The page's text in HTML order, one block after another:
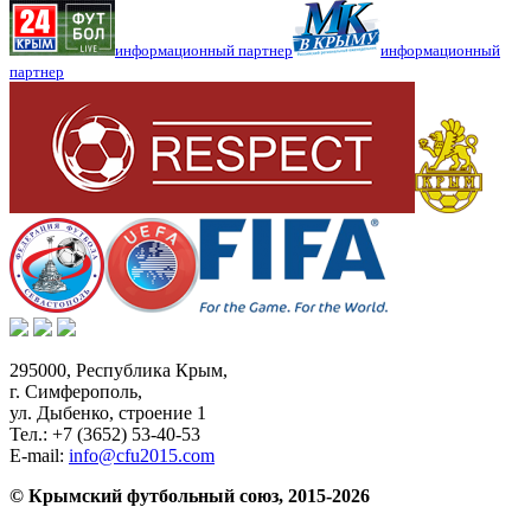
информационный партнер
информационный
партнер
295000, Республика Крым,
г. Симферополь,
ул. Дыбенко, строение 1
Тел.: +7 (3652) 53-40-53
E-mail: info@cfu2015.com
© Крымский футбольный союз, 2015-2026